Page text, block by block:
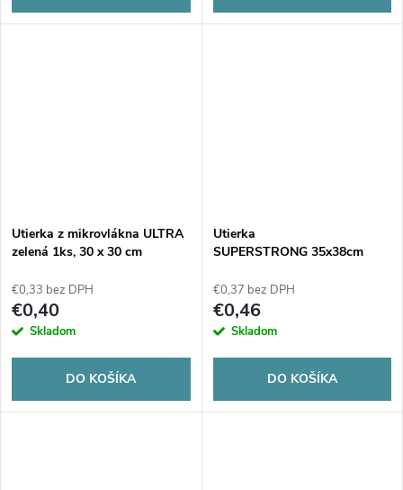
Utierka z mikrovlákna ULTRA
zelená 1ks, 30 x 30 cm
€0,33 bez DPH
€0,40
Skladom
DO KOŠÍKA
Utierka
SUPERSTRONG 35x38cm
€0,37 bez DPH
€0,46
Skladom
DO KOŠÍKA